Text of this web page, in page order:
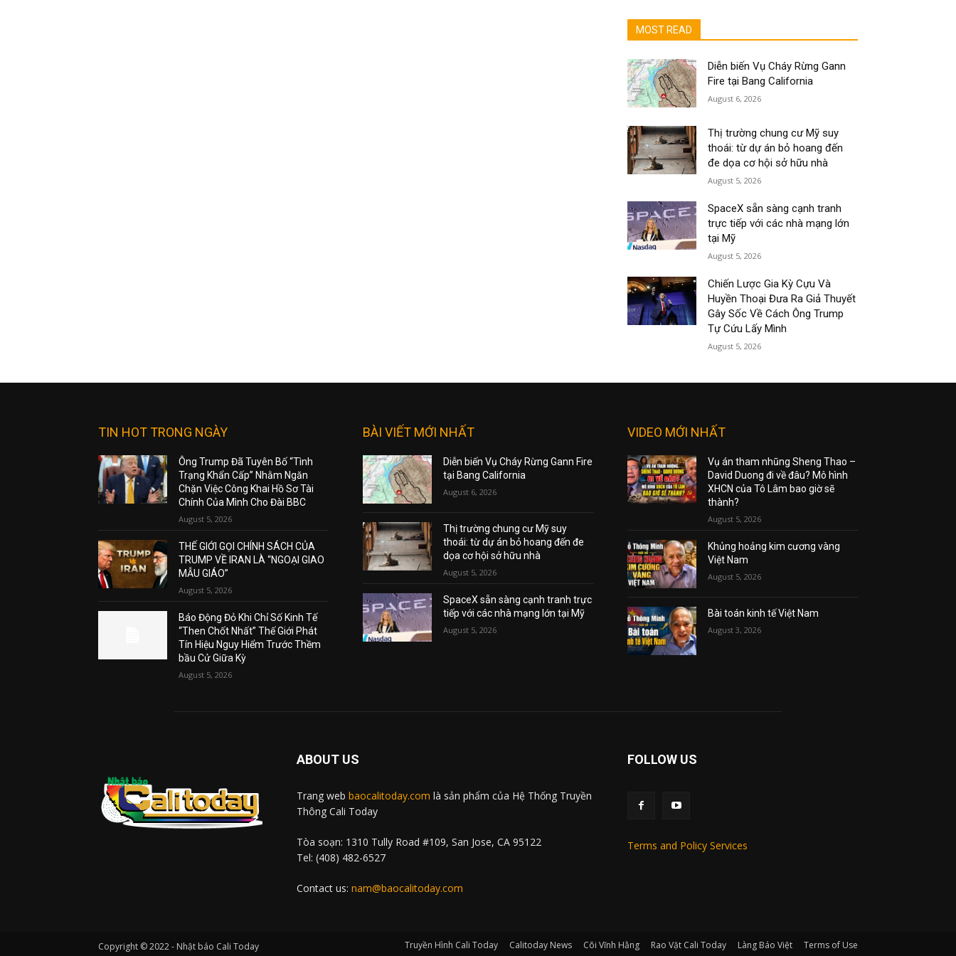
MOST READ
Diễn biến Vụ Cháy Rừng Gann
Fire tại Bang California
August 6, 2026
Thị trường chung cư Mỹ suy
thoái: từ dự án bỏ hoang đến
đe dọa cơ hội sở hữu nhà
August 5, 2026
SpaceX sẵn sàng cạnh tranh
trực tiếp với các nhà mạng lớn
tại Mỹ
August 5, 2026
Chiến Lược Gia Kỳ Cựu Và
Huyền Thoại Đưa Ra Giả Thuyết
Gây Sốc Về Cách Ông Trump
Tự Cứu Lấy Mình
August 5, 2026
TIN HOT TRONG NGÀY
Ông Trump Đã Tuyên Bố “Tình
Trạng Khẩn Cấp” Nhằm Ngăn
Chặn Việc Công Khai Hồ Sơ Tài
Chính Của Mình Cho Đài BBC
August 5, 2026
THẾ GIỚI GỌI CHÍNH SÁCH CỦA
TRUMP VỀ IRAN LÀ “NGOẠI GIAO
MẪU GIÁO”
August 5, 2026
Báo Động Đỏ Khi Chỉ Số Kinh Tế
“Then Chốt Nhất” Thế Giới Phát
Tín Hiệu Nguy Hiểm Trước Thềm
bầu Cử Giữa Kỳ
August 5, 2026
BÀI VIẾT MỚI NHẤT
Diễn biến Vụ Cháy Rừng Gann Fire
tại Bang California
August 6, 2026
Thị trường chung cư Mỹ suy
thoái: từ dự án bỏ hoang đến đe
dọa cơ hội sở hữu nhà
August 5, 2026
SpaceX sẵn sàng cạnh tranh trực
tiếp với các nhà mạng lớn tại Mỹ
August 5, 2026
VIDEO MỚI NHẤT
Vụ án tham nhũng Sheng Thao –
David Duong đi về đâu? Mô hình
XHCN của Tô Lâm bao giờ sẽ
thành?
August 5, 2026
Khủng hoảng kim cương vàng
Việt Nam
August 5, 2026
Bài toán kinh tế Việt Nam
August 3, 2026
ABOUT US
Trang web baocalitoday.com là sản phẩm của Hệ Thống Truyền
Thông Cali Today
Tòa soạn: 1310 Tully Road #109, San Jose, CA 95122
Tel: (408) 482-6527
Contact us: nam@baocalitoday.com
FOLLOW US
Terms and Policy Services
Copyright © 2022 - Nhật báo Cali Today Truyền Hình Cali Today Calitoday News Cõi Vĩnh Hằng Rao Vặt Cali Today Làng Báo Việt Terms of Use